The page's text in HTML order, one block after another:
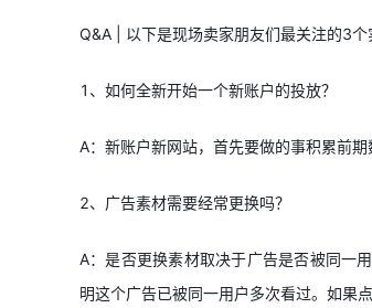
Q&A | 以下是现场卖家朋友们最关注的3个
1、如何全新开始一个新账户的投放？
A：新账户新网站，首先要做的事积累前
2、广告素材需要经常更换吗？
A：是否更换素材取决于广告是否被同一
明这个广告已被同一用户多次看过。如果